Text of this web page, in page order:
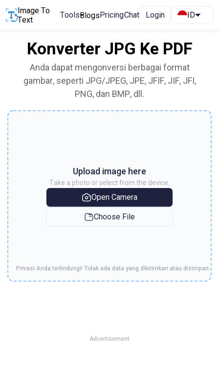
Image To
Text
ToolsBlogsPricingChat Login ID
Konverter JPG Ke PDF
Anda dapat mengonversi berbagai format
gambar, seperti JPG/JPEG, JPE, JFIF, JIF, JFI,
PNG, dan BMP, dll.
Upload image here
Take a photo or select from the device.
Open Camera
Choose File
Privasi Anda terlindungi! Tidak ada data yang dikirimkan atau disimpan.
Advertisement